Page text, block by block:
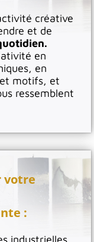
créative
et de
en
en
motifs, et
ressemblent
votre
:
industrielles